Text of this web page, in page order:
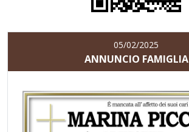
05/02/2025
ANNUNCIO FAMIGLIA